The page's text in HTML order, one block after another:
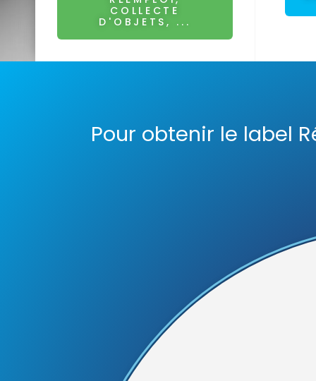
COLLECTE
D'OBJETS, ...
Pour obtenir le label